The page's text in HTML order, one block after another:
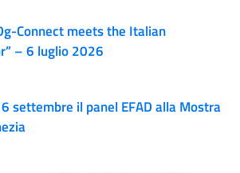
Connect meets the Italian
– 6 luglio 2026
settembre il panel EFAD alla Mostra